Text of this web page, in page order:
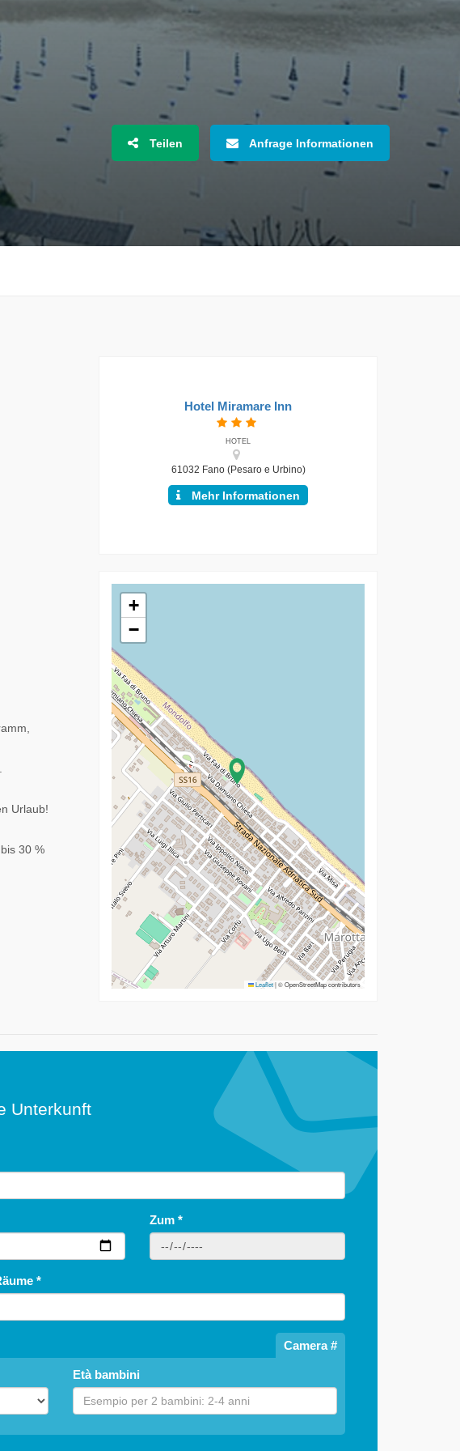
Teilen Anfrage Informationen
Urlaub!
30 %
Hotel Miramare Inn
HOTEL
61032 Fano (Pesaro e Urbino)
Mehr Informationen
+
−
Leaflet|© OpenStreetMap contributors
Unterkunft
Zum *
*
Camera #
Età bambini